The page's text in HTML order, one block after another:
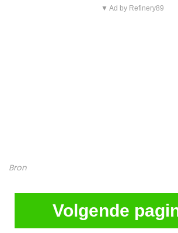
▼ Ad by Refinery89
Bron
Volgende